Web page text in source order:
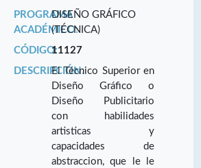
PROGRAMA
ACADÉMICO:
DISEÑO GRÁFICO
(TÉCNICA)
CÓDIGO:11127
DESCRIPCIÓN:El Técnico Superior en
Diseño Gráfico o
Diseño Publicitario
con habilidades
artisticas y
capacidades de
abstraccion, que le le